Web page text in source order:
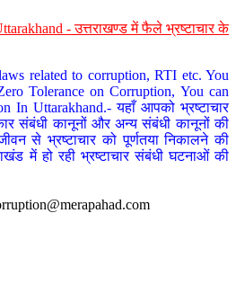
- उत्तराखण्ड में फैले भ्रष्टाचार के
related to corruption, RTI etc. You
Tolerance on Corruption, You can
In Uttarakhand.- यहाँ आपको भ्रष्टाचार
संबंधी कानूनों और अन्य संबंधी कानूनों की
से भ्रष्टाचार को पूर्णतया निकालने की
में हो रही भ्रष्टाचार संबंधी घटनाओं की